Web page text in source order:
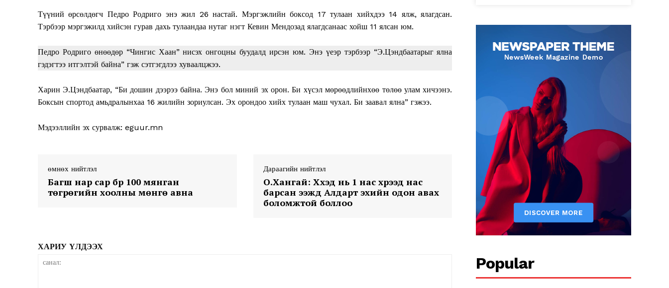
Company
About
Түүний өрсөлдөгч Педро Родриго энэ жил 26 настай. Мэргэжлийн боксод 17 тулаан хийхдээ 14 ялж, ялагдсан.
Тэрбээр мэргэжилд хийсэн гурав дахь тулаандаа нутаг нэгт Кевин Мендозад ялагдсанаас хойш 11 ялсан юм.
Педро Родриго өнөөдөр “Чингис Хаан” нисэх онгоцны буудалд ирсэн юм. Энэ үеэр тэрбээр “Э.Цэндбаатарыг ялна
гэдэгтээ итгэлтэй байна” гэж сэтгэгдлээ хуваалцжээ.
Харин Э.Цэндбаатар, “Би дошин дээрээ байна. Энэ бол миний эх орон. Би хүсэл мөрөөдлийнхөө төлөө улам хичээнэ.
Боксын спортод амьдралынхаа 16 жилийн зориулсан. Эх орондоо хийх тулаан маш чухал. Би заавал ялна” гэжээ.
Мэдээллийн эх сурвалж: eguur.mn
өмнөх нийтлэл
Багш нар сар бүр 100 мянган
төгрөгийн хоолны мөнгө авна
Дараагийн нийтлэл
О.Хангай: Хүүхэд нь 1 нас хүрээд нас
барсан ээжүүд Алдарт эхийн одон авах
боломжтой боллоо
ХАРИУ ҮЛДЭЭХ
Popular